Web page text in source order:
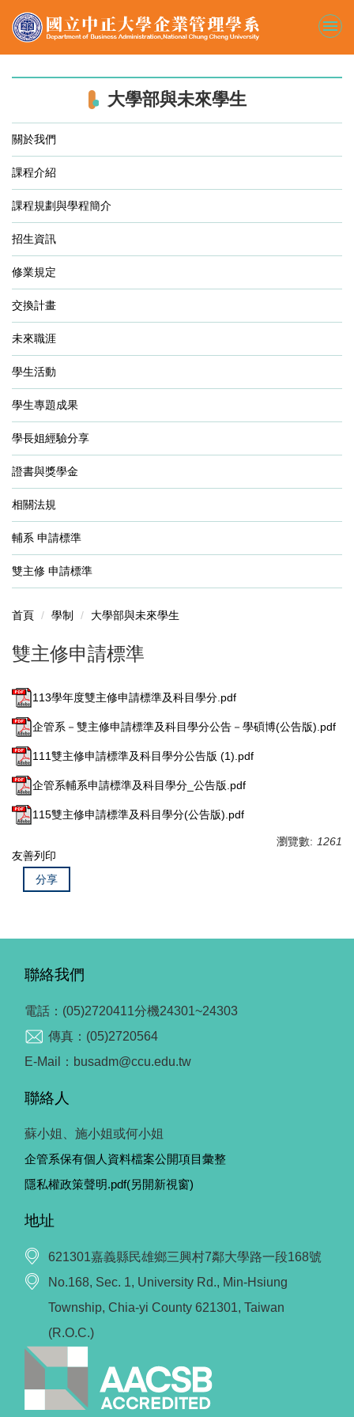
到
內
大學部與未來學生
關於我們
課程介紹
課程規劃與學程簡介
招生資訊
修業規定
交換計畫
未來職涯
學生活動
學生專題成果
學長姐經驗分享
證書與獎學金
相關法規
輔系 申請標準
雙主修 申請標準
首頁 學制 大學部與未來學生
雙主修申請標準
113學年度雙主修申請標準及科目學分.pdf
企管系－雙主修申請標準及科目學分公告－學碩博(公告版).pdf
111雙主修申請標準及科目學分公告版 (1).pdf
企管系輔系申請標準及科目學分_公告版.pdf
115雙主修申請標準及科目學分(公告版).pdf
瀏覽數: 1261
友善列印
分享
聯絡我們
電話：(05)2720411分機24301~24303
傳真：(05)2720564
E-Mail：busadm@ccu.edu.tw
聯絡人
蘇小姐、施小姐或何小姐
企管系保有個人資料檔案公開項目彙整
隱私權政策聲明.pdf(另開新視窗)
地址
621301嘉義縣民雄鄉三興村7鄰大學路一段168號
No.168, Sec. 1, University Rd., Min-Hsiung
Township, Chia-yi County 621301, Taiwan
(R.O.C.)